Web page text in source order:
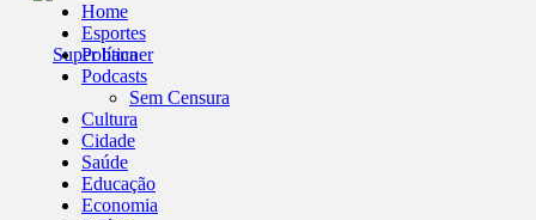
Home
Esportes
Política
Podcasts
Sem Censura
Cultura
Cidade
Saúde
Educação
Economia